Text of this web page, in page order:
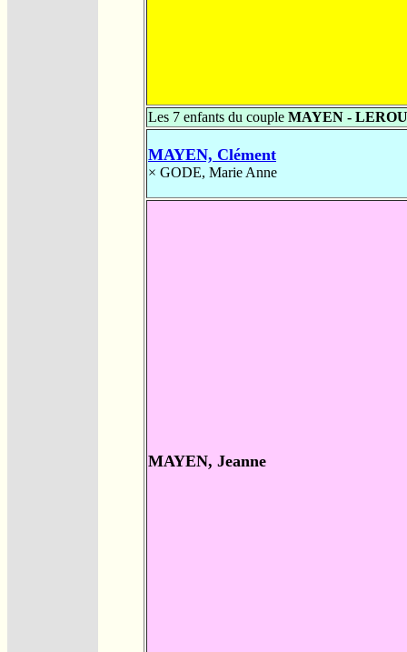
Les 7 enfants du couple MAYEN -
MAYEN, Clément
× GODE, Marie Anne
MAYEN, Jeanne